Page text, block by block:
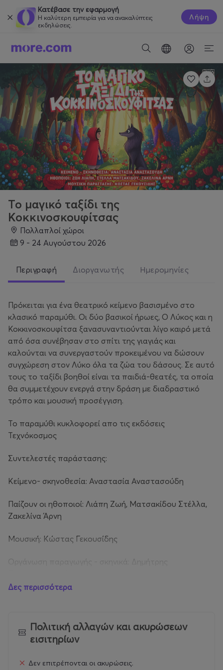
Κατέβασε την εφαρμογή
Η καλύτερη εμπειρία για να ανακαλύπτεις
εκδηλώσεις.
Λήψη
Το μαγικό ταξίδι της
Κοκκινοσκουφίτσας
Πολλαπλοί χώροι
9 - 24 Αυγούστου 2026
Περιγραφή Διοργανωτής Ημερομηνίες
Πρόκειται για ένα θεατρικό κείμενο βασισμένο στο
κλασικό παραμύθι. Οι δύο βασικοί ήρωες, Ο Λύκος και η
Κοκκινοσκουφίτσα ξανασυναντιούνται λίγο καιρό μετά
από όσα συνέβησαν στο σπίτι της γιαγιάς και
καλούνται να συνεργαστούν προκειμένου να δώσουν
συγχώρεση στον Λύκο όλα τα ζώα του δάσους. Σε αυτό
τους το ταξίδι βοηθοί είναι τα παιδιά-θεατές, τα οποία
θα συμμετέχουν ενεργά στην δράση με διαδραστικό
τρόπο και μουσική προσέγγιση.
Το παραμύθι κυκλοφορεί απο τις εκδόσεις
Τεχνόκοσμος
Συντελεστές παράστασης:
Κείμενο- σκηνοθεσία: Αναστασία Αναστασούδη
Παίζουν οι ηθοποιοί: Λιάπη Ζωή, Ματσακίδου Στέλλα,
Ζακελίνα Άρνη
Μουσική: Κώστας Γεκουσίδης
Δες περισσότερα
Πολιτική αλλαγών και ακυρώσεων
εισιτηρίων
Δεν επιτρέπονται οι ακυρώσεις.